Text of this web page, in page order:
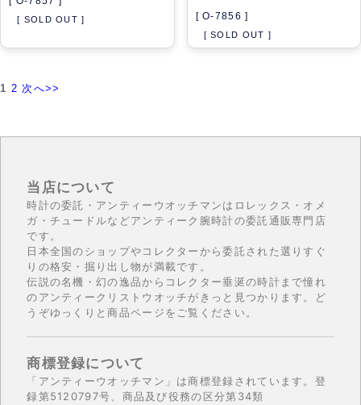
[ SOLD OUT ] [ O-7856 ]
[ SOLD OUT ]
1 2 次へ>>
当店について
時計の委託・アンティーウオッチマンはロレックス・オメ
ガ・チュードルなどアンティーク腕時計の委託通販専門店
です。
日本全国のショップやコレクターから委託された選りすぐ
りの格安・掘り出し物が満載です。
伝説の名機・幻の逸品からコレクター垂涎の時計まで憧れ
のアンティークリストウオッチがきっと見つかります。ど
うぞゆっくりと商品ページをご覧ください。
商標登録について
「アンティーウオッチマン」は商標登録されています。登
録第5120797号、商品及び役務の区分第34類